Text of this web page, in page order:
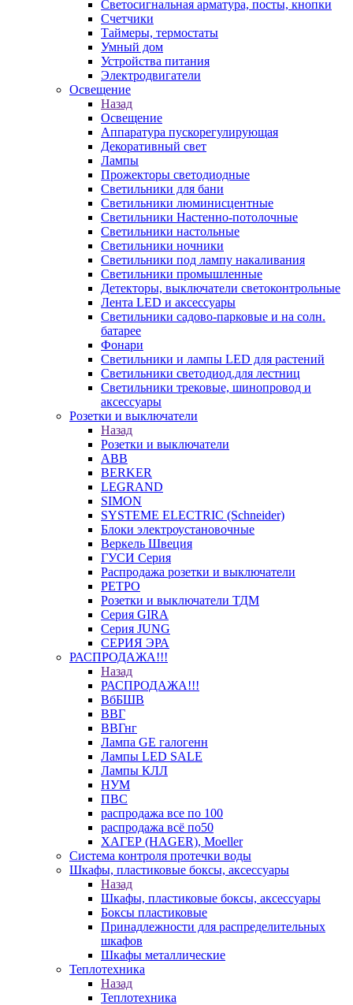
Светосигнальная арматура, посты, кнопки
Счетчики
Таймеры, термостаты
Умный дом
Устройства питания
Электродвигатели
Освещение
Назад
Освещение
Аппаратура пускорегулирующая
Декоративный свет
Лампы
Прожекторы светодиодные
Светильники для бани
Светильники люминисцентные
Светильники Настенно-потолочные
Светильники настольные
Светильники ночники
Светильники под лампу накаливания
Светильники промышленные
Детекторы, выключатели светоконтрольные
Лента LED и аксессуары
Светильники садово-парковые и на солн.
батарее
Фонари
Светильники и лампы LED для растений
Светильники светодиод.для лестниц
Светильники трековые, шинопровод и
аксессуары
Розетки и выключатели
Назад
Розетки и выключатели
ABB
BERKER
LEGRAND
SIMON
SYSTEME ELECTRIC (Schneider)
Блоки электроустановочные
Веркель Швеция
ГУСИ Серия
Распродажа розетки и выключатели
РЕТРО
Розетки и выключатели ТДМ
Серия GIRA
Серия JUNG
СЕРИЯ ЭРА
РАСПРОДАЖА!!!
Назад
РАСПРОДАЖА!!!
ВбБШВ
ВВГ
ВВГнг
Лампа GE галогенн
Лампы LED SALE
Лампы КЛЛ
НУМ
ПВС
распродажа все по 100
распродажа всё по50
ХАГЕР (HAGER), Moeller
Система контроля протечки воды
Шкафы, пластиковые боксы, аксессуары
Назад
Шкафы, пластиковые боксы, аксессуары
Боксы пластиковые
Принадлежности для распределительных
шкафов
Шкафы металлические
Теплотехника
Назад
Теплотехника